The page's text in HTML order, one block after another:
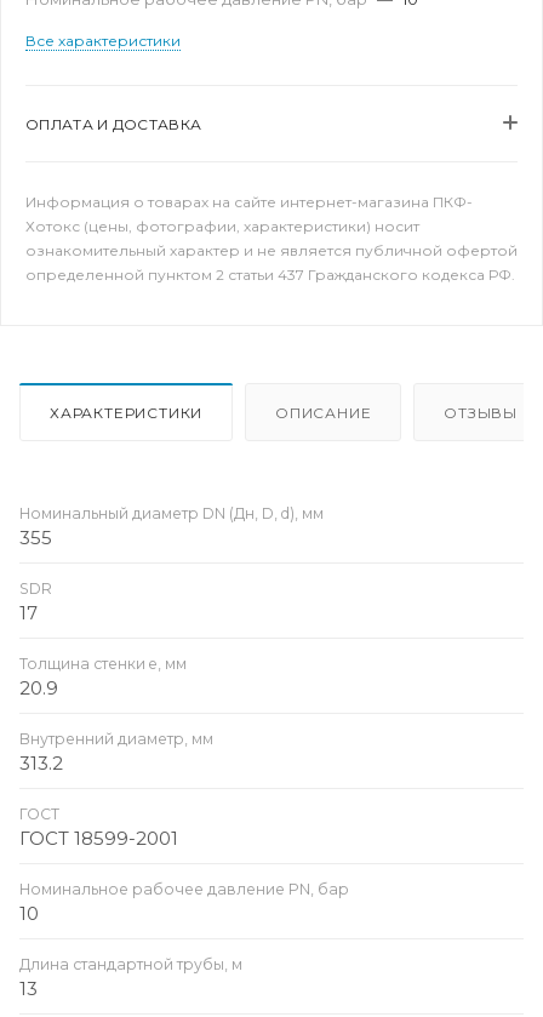
Все характеристики
ОПЛАТА И ДОСТАВКА
Информация о товарах на сайте интернет-магазина ПКФ-
Хотокс (цены, фотографии, характеристики) носит
ознакомительный характер и не является публичной офертой
определенной пунктом 2 статьи 437 Гражданского кодекса РФ.
ХАРАКТЕРИСТИКИ ОПИСАНИЕ ОТЗЫВЫ
Номинальный диаметр DN (Дн, D, d), мм
355
SDR
17
Толщина стенки e, мм
20.9
Внутренний диаметр, мм
313.2
ГОСТ
ГОСТ 18599-2001
Номинальное рабочее давление PN, бар
10
Длина стандартной трубы, м
13